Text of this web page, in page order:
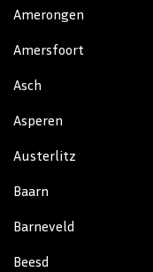
Amerongen
Amersfoort
Asch
Asperen
Austerlitz
Baarn
Barneveld
Beesd